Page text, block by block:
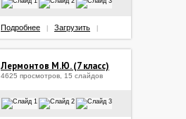
Подробнее Загрузить
Лермонтов М.Ю. (7 класс)
4625 просмотров, 15 слайдов